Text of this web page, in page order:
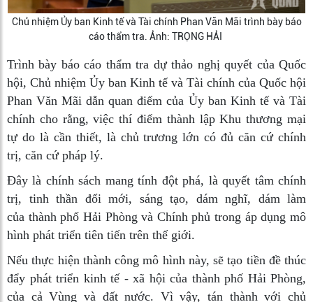
Chủ nhiệm Ủy ban Kinh tế và Tài chính Phan Văn Mãi trình bày báo
cáo thẩm tra. Ảnh: TRỌNG HẢI
Trình bày báo cáo thẩm tra dự thảo nghị quyết của Quốc
hội, Chủ nhiệm Ủy ban Kinh tế và Tài chính của Quốc hội
Phan Văn Mãi dẫn quan điểm của Ủy ban Kinh tế và Tài
chính cho rằng, việc thí điểm thành lập Khu thương mại
tự do là cần thiết, là chủ trương lớn có đủ căn cứ chính
trị, căn cứ pháp lý.
Đây là chính sách mang tính đột phá, là quyết tâm chính
trị, tinh thần đổi mới, sáng tạo, dám nghĩ, dám làm
của thành phố Hải Phòng và Chính phủ trong áp dụng mô
hình phát triển tiên tiến trên thế giới.
Nếu thực hiện thành công mô hình này, sẽ tạo tiền đề thúc
đẩy phát triển kinh tế - xã hội của thành phố Hải Phòng,
của cả Vùng và đất nước. Vì vậy, tán thành với chủ